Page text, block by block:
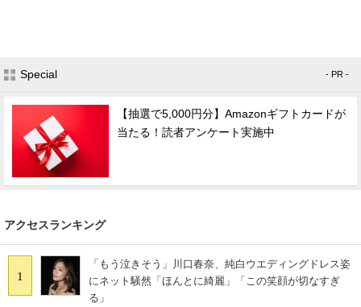
Special - PR -
【抽選で5,000円分】Amazonギフトカードが
当たる！読者アンケート実施中
アクセスランキング
1
「もう泣きそう」川口春奈、純白ウエディングドレス姿
にネット騒然「ほんとに綺麗」「この笑顔が切なすぎ
る」